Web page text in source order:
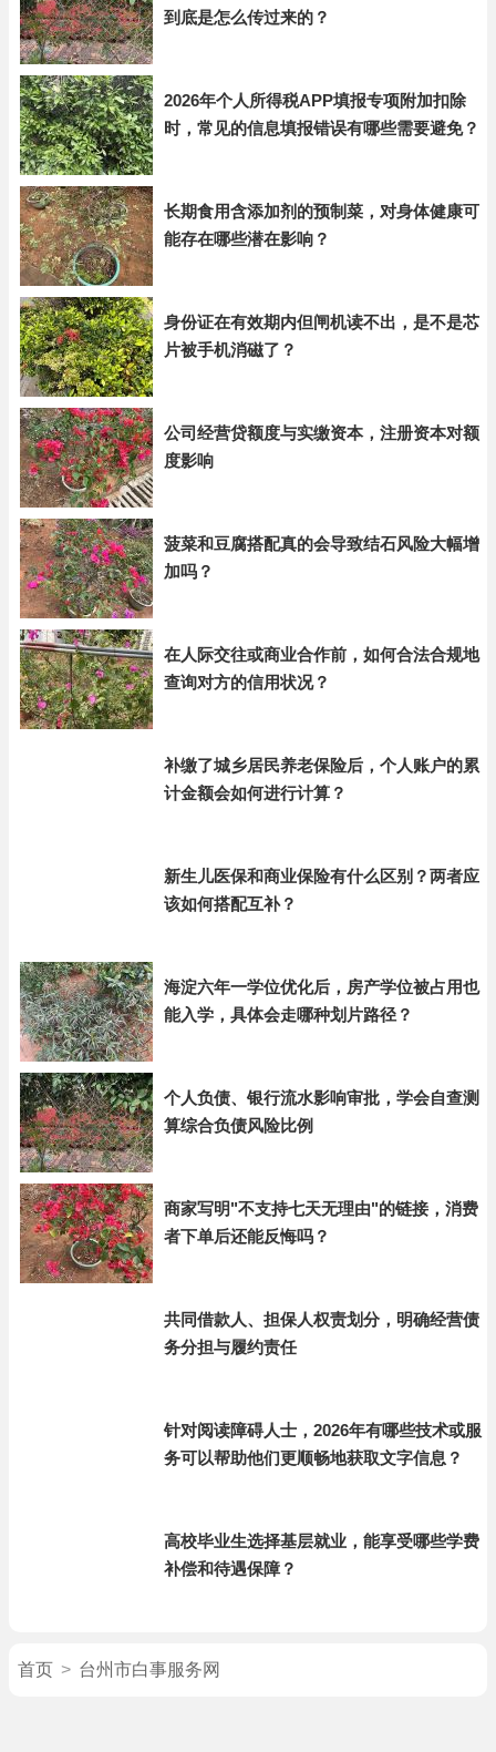
到底是怎么传过来的？
2026年个人所得税APP填报专项附加扣除
时，常见的信息填报错误有哪些需要避免？
长期食用含添加剂的预制菜，对身体健康可
能存在哪些潜在影响？
身份证在有效期内但闸机读不出，是不是芯
片被手机消磁了？
公司经营贷额度与实缴资本，注册资本对额
度影响
菠菜和豆腐搭配真的会导致结石风险大幅增
加吗？
在人际交往或商业合作前，如何合法合规地
查询对方的信用状况？
补缴了城乡居民养老保险后，个人账户的累
计金额会如何进行计算？
新生儿医保和商业保险有什么区别？两者应
该如何搭配互补？
海淀六年一学位优化后，房产学位被占用也
能入学，具体会走哪种划片路径？
个人负债、银行流水影响审批，学会自查测
算综合负债风险比例
商家写明"不支持七天无理由"的链接，消费
者下单后还能反悔吗？
共同借款人、担保人权责划分，明确经营债
务分担与履约责任
针对阅读障碍人士，2026年有哪些技术或服
务可以帮助他们更顺畅地获取文字信息？
高校毕业生选择基层就业，能享受哪些学费
补偿和待遇保障？
首页 > 台州市白事服务网